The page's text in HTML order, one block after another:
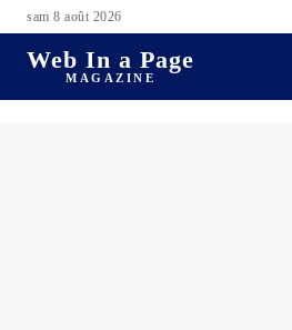
sam 8 août 2026
Web In a Page
MAGAZINE